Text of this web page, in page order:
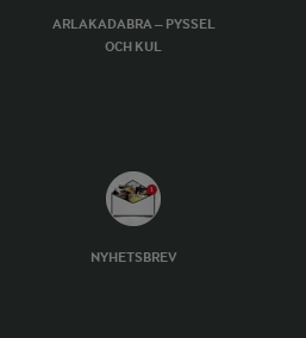
ARLAKADABRA – PYSSEL
OCH KUL
NYHETSBREV